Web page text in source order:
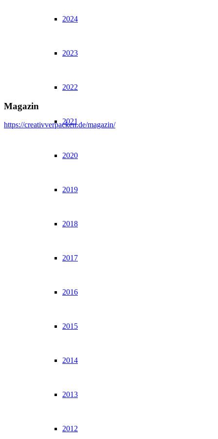
2024
2023
2022
2021
2020
2019
2018
2017
2016
2015
2014
2013
2012
Magazin
https://creativverpacken.de/magazin/